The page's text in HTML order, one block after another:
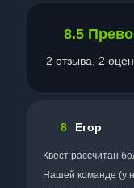
8.5
2 отзыва, 2
8 Егор
Квест рассчитан
Нашей команде (у